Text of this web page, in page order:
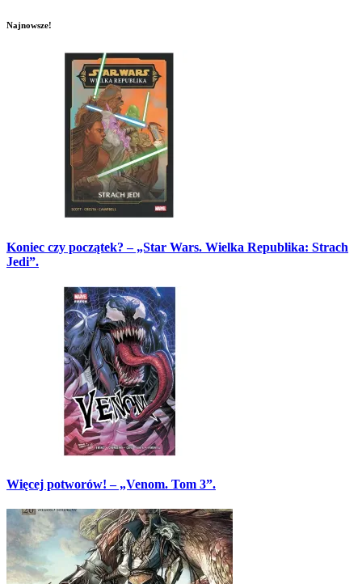
Najnowsze!
Koniec czy początek? – „Star Wars. Wielka Republika: Strach
Jedi”.
Więcej potworów! – „Venom. Tom 3”.